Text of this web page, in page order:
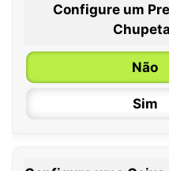
0 / 6
6 /
Configure um
Não
Sim